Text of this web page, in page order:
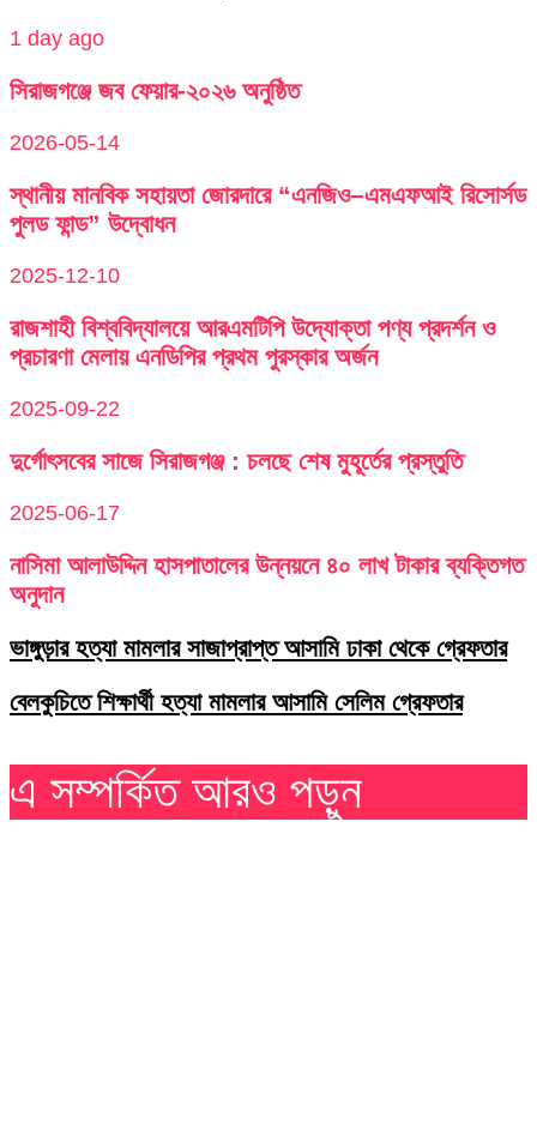
1 day ago
সিরাজগঞ্জে জব ফেয়ার-২০২৬ অনুষ্ঠিত
2026-05-14
স্থানীয় মানবিক সহায়তা জোরদারে “এনজিও–এমএফআই রিসোর্সড
পুলড ফান্ড” উদ্বোধন
2025-12-10
রাজশাহী বিশ্ববিদ্যালয়ে আরএমটিপি উদ্যোক্তা পণ্য প্রদর্শন ও
প্রচারণা মেলায় এনডিপির প্রথম পুরস্কার অর্জন
2025-09-22
দুর্গোৎসবের সাজে সিরাজগঞ্জ : চলছে শেষ মুহূর্তের প্রস্তুতি
2025-06-17
নাসিমা আলাউদ্দিন হাসপাতালের উন্নয়নে ৪০ লাখ টাকার ব্যক্তিগত
অনুদান
ভাঙ্গুড়ার হত্যা মামলার সাজাপ্রাপ্ত আসামি ঢাকা থেকে গ্রেফতার
বেলকুচিতে শিক্ষার্থী হত্যা মামলার আসামি সেলিম গ্রেফতার
এ সম্পর্কিত আরও পড়ুন